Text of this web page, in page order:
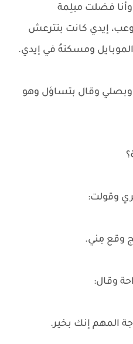
فضلت مبلِمة
إيدي كانت بتترعش
ومسكتهُ في إيدي.
وقال بتساؤل وهو
وقولت:
وقع مِني.
وقال:
المهم إنك بخير.